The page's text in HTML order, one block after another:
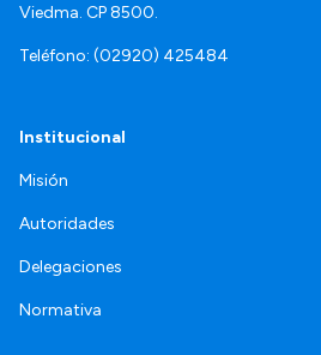
Viedma. CP 8500.
Teléfono: (02920) 425484
Institucional
Misión
Autoridades
Delegaciones
Normativa